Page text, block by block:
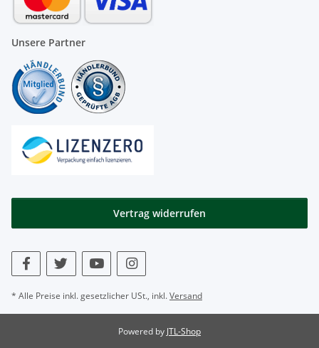
Unsere Partner
Vertrag widerrufen
* Alle Preise inkl. gesetzlicher USt., inkl.Versand
Powered by JTL-Shop